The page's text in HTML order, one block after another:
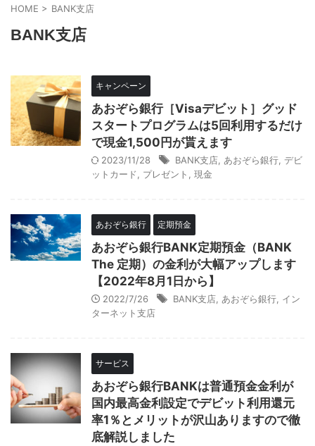
HOME > BANK支店
BANK支店
キャンペーン
あおぞら銀行［Visaデビット］グッド
スタートプログラムは5回利用するだけ
で現金1,500円が貰えます
2023/11/28 BANK支店 あおぞら銀行 デビ
ットカード
プレゼント 現金
あおぞら銀行 定期預金
あおぞら銀行BANK定期預金（BANK
The 定期）の金利が大幅アップします
【2022年8月1日から】
2022/7/26 BANK支店 あおぞら銀行 イン
ターネット支店
サービス
あおぞら銀行BANKは普通預金金利が
国内最高金利設定でデビット利用還元
率1％とメリットが沢山ありますので徹
底解説しました